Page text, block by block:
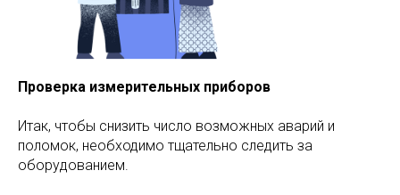
Проверка измерительных приборов
Итак, чтобы снизить число возможных аварий и
поломок, необходимо тщательно следить за
оборудованием.